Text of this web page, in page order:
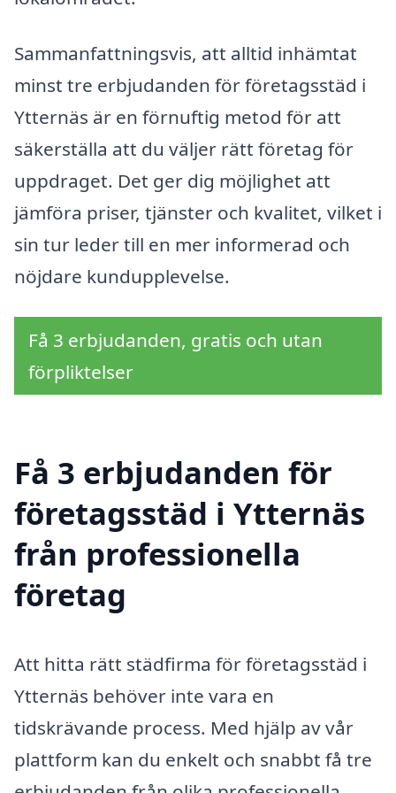
Sammanfattningsvis, att alltid inhämtat
minst tre erbjudanden för företagsstäd i
Ytternäs är en förnuftig metod för att
säkerställa att du väljer rätt företag för
uppdraget. Det ger dig möjlighet att
jämföra priser, tjänster och kvalitet, vilket i
sin tur leder till en mer informerad och
nöjdare kundupplevelse.
Få 3 erbjudanden, gratis och utan
förpliktelser
Få 3 erbjudanden för
företagsstäd i Ytternäs
från professionella
företag
Att hitta rätt städfirma för företagsstäd i
Ytternäs behöver inte vara en
tidskrävande process. Med hjälp av vår
plattform kan du enkelt och snabbt få tre